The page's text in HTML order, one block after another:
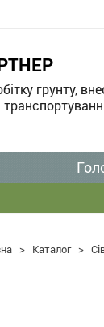
грунту,
> Каталог >